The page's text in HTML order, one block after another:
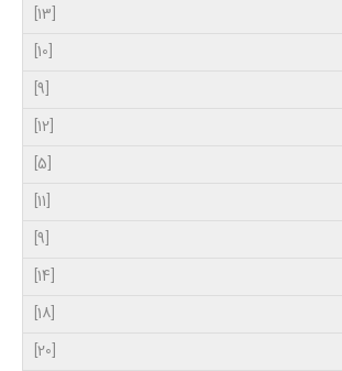
[13]
[10]
[9]
[12]
[5]
[11]
[9]
[14]
[18]
[20]